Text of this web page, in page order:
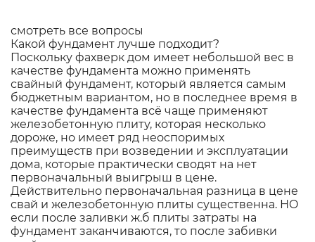
смотреть все вопросы
Какой фундамент лучше подходит?
Поскольку фахверк дом имеет небольшой вес в
качестве фундамента можно применять
свайный фундамент, который является самым
бюджетным вариантом, но в последнее время в
качестве фундамента всё чаще применяют
железобетонную плиту, которая несколько
дороже, но имеет ряд неоспоримых
преимуществ при возведении и эксплуатации
дома, которые практически сводят на нет
первоначальный выигрыш в цене.
Действительно первоначальная разница в цене
свай и железобетонную плиты существенна. НО
если после заливки ж.б плиты затраты на
фундамент заканчиваются, то после забивки